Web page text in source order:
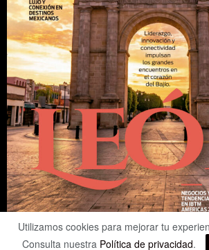
Utilizamos cookies para mejorar tu
Consulta nuestra Política de privacidad.